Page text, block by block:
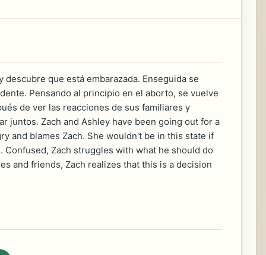
que está embarazada. Enseguida se
Pensando al principio en el aborto, se vuelve
de ver las reacciones de sus familiares y
juntos. Zach and Ashley have been going out for a
and blames Zach. She wouldn't be in this state if
Zach struggles with what he should do
and friends, Zach realizes that this is a decision